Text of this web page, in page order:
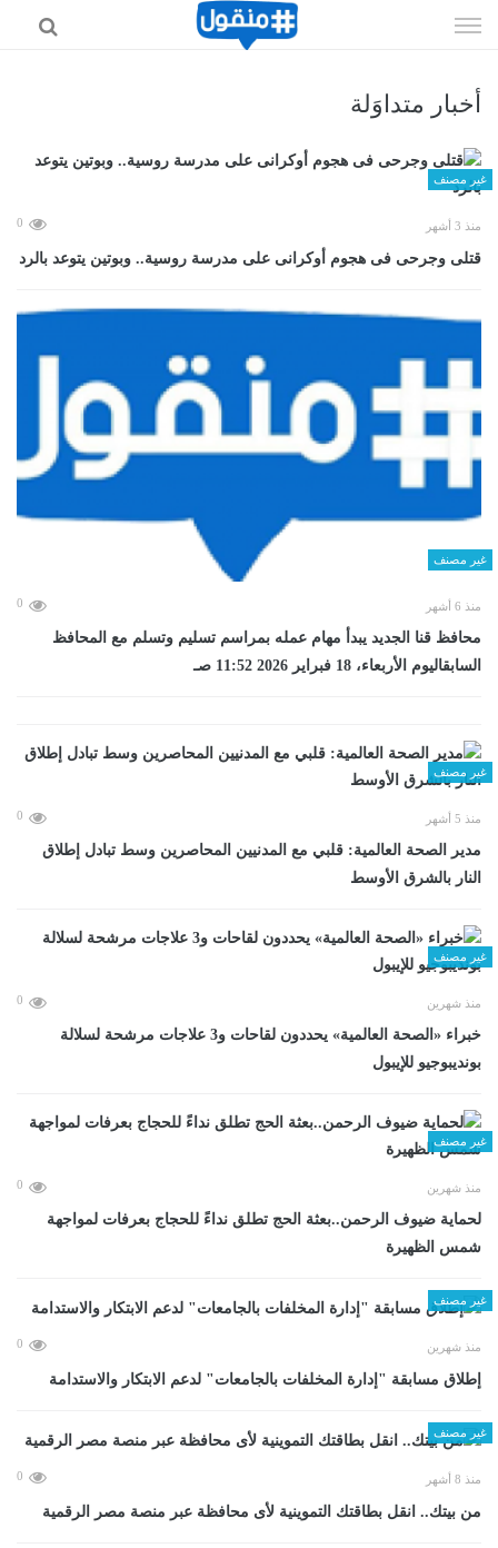
الى
أخبار متداوَلة
غير مصنف
منذ 3 أشهر 0
قتلى وجرحى فى هجوم أوكرانى على مدرسة روسية.. وبوتين يتوعد بالرد
غير مصنف
منذ 6 أشهر 0
محافظ قنا الجديد يبدأ مهام عمله بمراسم تسليم وتسلم مع المحافظ
السابقاليوم الأربعاء، 18 فبراير 2026 11:52 صـ
غير مصنف
منذ 5 أشهر 0
مدير الصحة العالمية: قلبي مع المدنيين المحاصرين وسط تبادل إطلاق
النار بالشرق الأوسط
غير مصنف
منذ شهرين 0
خبراء «الصحة العالمية» يحددون لقاحات و3 علاجات مرشحة لسلالة
بونديبوجيو للإيبول
غير مصنف
منذ شهرين 0
لحماية ضيوف الرحمن..بعثة الحج تطلق نداءً للحجاج بعرفات لمواجهة
شمس الظهيرة
غير مصنف
منذ شهرين 0
إطلاق مسابقة "إدارة المخلفات بالجامعات" لدعم الابتكار والاستدامة
غير مصنف
منذ 8 أشهر 0
من بيتك.. انقل بطاقتك التموينية لأى محافظة عبر منصة مصر الرقمية